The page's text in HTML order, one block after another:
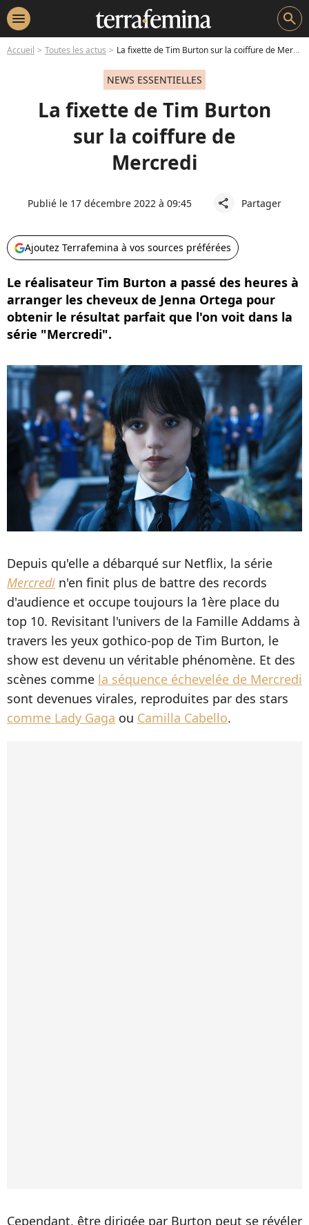
menu search
Accueil Toutes les actus La fixette de Tim Burton sur la coiffure de Mercredi
NEWS ESSENTIELLES
La fixette de Tim Burton
sur la coiffure de
Mercredi
Publié le 17 décembre 2022 à 09:45 share Partager
Ajoutez Terrafemina à vos sources préférées
Le réalisateur Tim Burton a passé des heures à
arranger les cheveux de Jenna Ortega pour
obtenir le résultat parfait que l'on voit dans la
série "Mercredi".
Depuis qu'elle a débarqué sur Netflix, la série
Mercredi n'en finit plus de battre des records
d'audience et occupe toujours la 1ère place du
top 10. Revisitant l'univers de la Famille Addams à
travers les yeux gothico-pop de Tim Burton, le
show est devenu un véritable phénomène. Et des
scènes comme la séquence échevelée de Mercredi
sont devenues virales, reproduites par des stars
comme Lady Gaga ou Camilla Cabello.
Cependant, être dirigée par Burton peut se révéler